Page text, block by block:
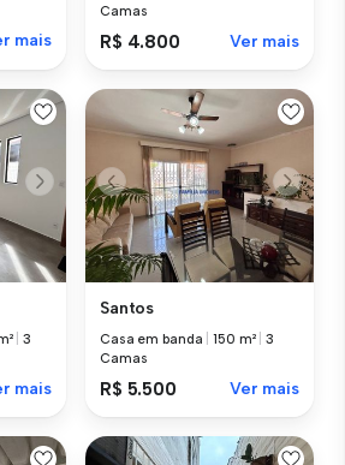
mais
Camas
R$ 4.800 Ver mais
|3
mais
Santos
Casa em banda |150 m² |3
Camas
R$ 5.500 Ver mais